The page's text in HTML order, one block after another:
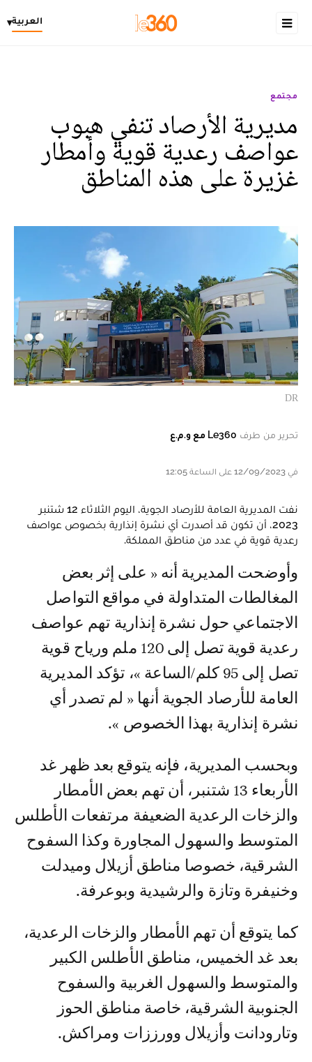
العربية▾
مجتمع
مديرية الأرصاد تنفي هبوب
عواصف رعدية قوية وأمطار
غزيرة على هذه المناطق
DR
تحرير من طرف Le360 مع و.م.ع
في 12/09/2023 على الساعة 12:05
نفت المديرية العامة للأرصاد الجوية، اليوم الثلاثاء 12 شتنبر
2023، أن تكون قد أصدرت أي نشرة إنذارية بخصوص عواصف
رعدية قوية في عدد من مناطق المملكة.
وأوضحت المديرية أنه « على إثر بعض
المغالطات المتداولة في مواقع التواصل
الاجتماعي حول نشرة إنذارية تهم عواصف
رعدية قوية تصل إلى 120 ملم ورياح قوية
تصل إلى 95 كلم/الساعة »، تؤكد المديرية
العامة للأرصاد الجوية أنها « لم تصدر أي
نشرة إنذارية بهذا الخصوص ».
وبحسب المديرية، فإنه يتوقع بعد ظهر غد
الأربعاء 13 شتنبر، أن تهم بعض الأمطار
والزخات الرعدية الضعيفة مرتفعات الأطلس
المتوسط والسهول المجاورة وكذا السفوح
الشرقية، خصوصا مناطق أزيلال وميدلت
وخنيفرة وتازة والرشيدية وبوعرفة.
كما يتوقع أن تهم الأمطار والزخات الرعدية،
بعد غد الخميس، مناطق الأطلس الكبير
والمتوسط والسهول الغربية والسفوح
الجنوبية الشرقية، خاصة مناطق الحوز
وتارودانت وأزيلال وورززات ومراكش.